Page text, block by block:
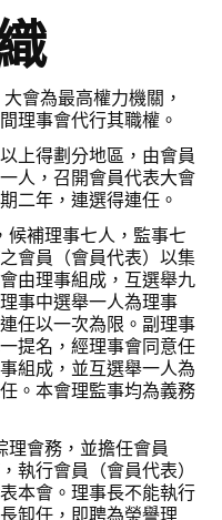
會為最高權力機關，
理事會代行其職權。
上得劃分地區，由會員
人，召開會員代表大會
二年，連選得連任。
補理事七人，監事七
會員（會員代表）以集
由理事組成，互選舉九
事中選舉一人為理事
任以一次為限。副理事
提名，經理事會同意任
組成，並互選舉一人為
。本會理監事均為義務
會務，並擔任會員
執行會員（會員代表）
本會。理事長不能執行
卸任，即聘為榮譽理